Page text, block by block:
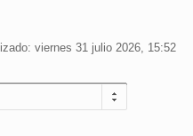
viernes 31 julio 2026, 15:52